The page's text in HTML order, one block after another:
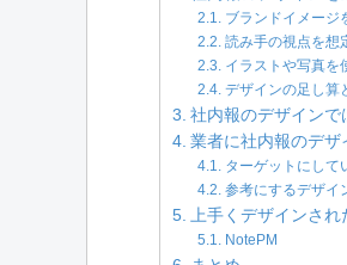
ブランドイメージ
読み手の視点を想
イラストや写真を
デザインの足し算
社内報のデザイン
業者に社内報のデザ
ターゲットにして
参考にするデザイ
上手くデザインさ
NotePM